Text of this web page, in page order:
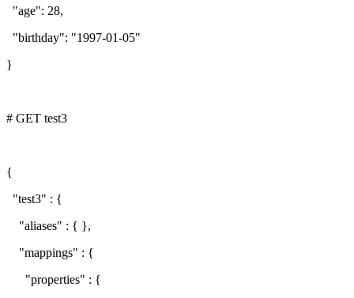
"age": 28,
"birthday": "1997-01-05"
}
# GET test3
{
"test3" : {
"aliases" : { },
"mappings" : {
"properties" : {